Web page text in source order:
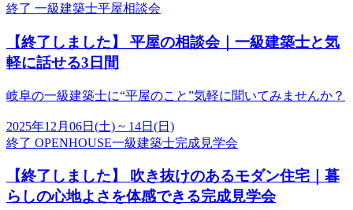
終了 一級建築士平屋相談会
【終了しました】
平屋の相談会｜一級建築士と気
軽に話せる3日間
岐阜の一級建築士に“平屋のこと”気軽に聞いてみませんか？
2025年12月06日(土) ~ 14日(日)
終了 OPENHOUSE一級建築士完成見学会
【終了しました】
吹き抜けのあるモダン住宅｜暮
らしの心地よさを体感できる完成見学会